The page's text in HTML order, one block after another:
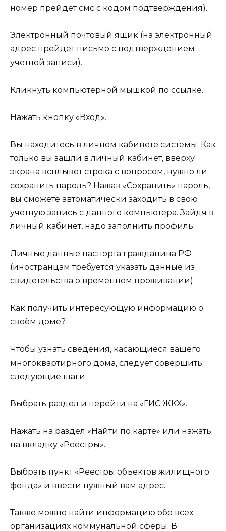
номер прейдет смс с кодом подтверждения).
Электронный почтовый ящик (на электронный
адрес прейдет письмо с подтверждением
учетной записи).
Кликнуть компьютерной мышкой по ссылке.
Нажать кнопку «Вход».
Вы находитесь в личном кабинете системы. Как
только вы зашли в личный кабинет, вверху
экрана всплывет строка с вопросом, нужно ли
сохранить пароль? Нажав «Сохранить» пароль,
вы сможете автоматически заходить в свою
учетную запись с данного компьютера. Зайдя в
личный кабинет, надо заполнить профиль:
Личные данные паспорта гражданина РФ
(иностранцам требуется указать данные из
свидетельства о временном проживании).
Как получить интересующую информацию о
своём доме?
Чтобы узнать сведения, касающиеся вашего
многоквартирного дома, следует совершить
следующие шаги:
Выбрать раздел и перейти на «ГИС ЖКХ».
Нажать на раздел «Найти по карте» или нажать
на вкладку «Реестры».
Выбрать пункт «Реестры объектов жилищного
фонда» и ввести нужный вам адрес.
Также можно найти информацию обо всех
организациях коммунальной сферы. В